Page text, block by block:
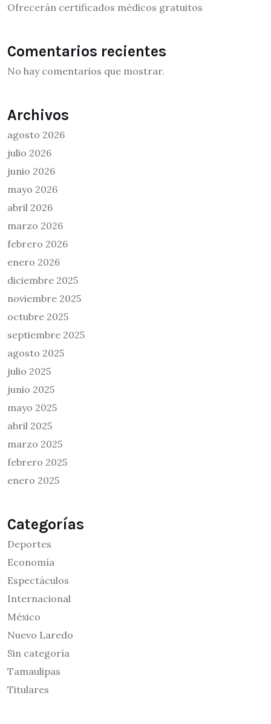
Ofrecerán certificados médicos gratuitos
Comentarios recientes
No hay comentarios que mostrar.
Archivos
agosto 2026
julio 2026
junio 2026
mayo 2026
abril 2026
marzo 2026
febrero 2026
enero 2026
diciembre 2025
noviembre 2025
octubre 2025
septiembre 2025
agosto 2025
julio 2025
junio 2025
mayo 2025
abril 2025
marzo 2025
febrero 2025
enero 2025
Categorías
Deportes
Economía
Espectáculos
Internacional
México
Nuevo Laredo
Sin categoría
Tamaulipas
Titulares